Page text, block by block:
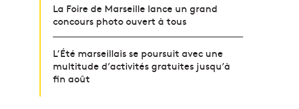
La Foire de Marseille lance un grand
concours photo ouvert à tous
L’Été marseillais se poursuit avec une
multitude d’activités gratuites jusqu’à
fin août